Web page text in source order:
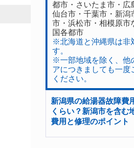
都市・さいたま市・広
仙台市・千葉市・新潟
市・浜松市・相模原市
国各都市
※北海道と沖縄県は非
す。
※一部地域を除く、他
アにつきましても一度
ください。
新潟県の給湯器故障費
くらい？新潟市を含む
費用と修理のポイント